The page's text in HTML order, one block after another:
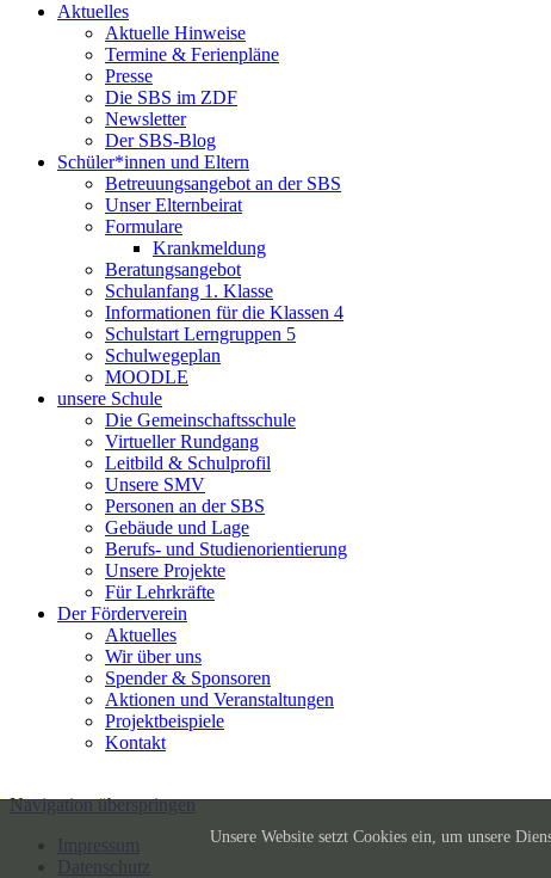
Unsere Website setzt Cookies ein, um unsere
Aktuelles
Aktuelle Hinweise
Termine & Ferienpläne
Presse
Die SBS im ZDF
Newsletter
Der SBS-Blog
Schüler*innen und Eltern
Betreuungsangebot an der SBS
Unser Elternbeirat
Formulare
Krankmeldung
Beratungsangebot
Schulanfang 1. Klasse
Informationen für die Klassen 4
Schulstart Lerngruppen 5
Schulwegeplan
MOODLE
unsere Schule
Die Gemeinschaftsschule
Virtueller Rundgang
Leitbild & Schulprofil
Unsere SMV
Personen an der SBS
Gebäude und Lage
Berufs- und Studienorientierung
Unsere Projekte
Für Lehrkräfte
Der Förderverein
Aktuelles
Wir über uns
Spender & Sponsoren
Aktionen und Veranstaltungen
Projektbeispiele
Kontakt
Navigation überspringen
Impressum
Datenschutz